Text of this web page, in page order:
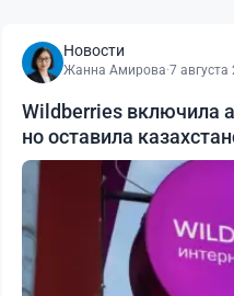
Новости
Жанна Амирова·7 августа
Wildberries включила
но оставила